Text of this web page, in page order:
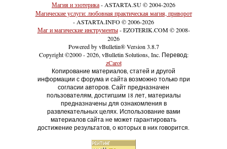
Магия и эзотерика- ASTARTA.SU © 2004-2026
Магические услуги: любовная практическая магия, приворот
- ASTARTA.INFO © 2006-2026
Маг и магические инструменты- EZOTERIK.COM © 2008-
2026
Powered by vBulletin® Version 3.8.7
Copyright ©2000 - 2026, vBulletin Solutions, Inc. Перевод:
zCarot
Копирование материалов, статей и другой
информации с форума и сайта возможно только при
согласии авторов. Сайт предназначен
пользователям, достигшим 18 лет, материалы
предназначены для ознакомления в
развлекательных целях. Использование вами
материалов сайта не может гарантировать
достижение результатов, о которых в них говорится.